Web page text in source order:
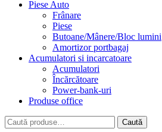
Piese Auto
Frânare
Piese
Butoane/Mânere/Bloc lumini
Amortizor portbagaj
Acumulatori si incarcatoare
Acumulatori
Încărcătoare
Power-bank-uri
Produse office
Caută
Caută